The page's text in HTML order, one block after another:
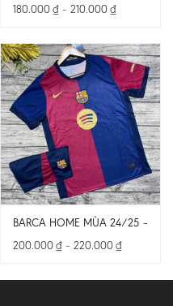
180.000₫ – 210.000₫Khoảng
giá:
đến
210.000 ₫
– CẢ BỘ
BARCA HOME MÙA 24/25 –
200.000₫ – 220.000₫Khoảng
giá: